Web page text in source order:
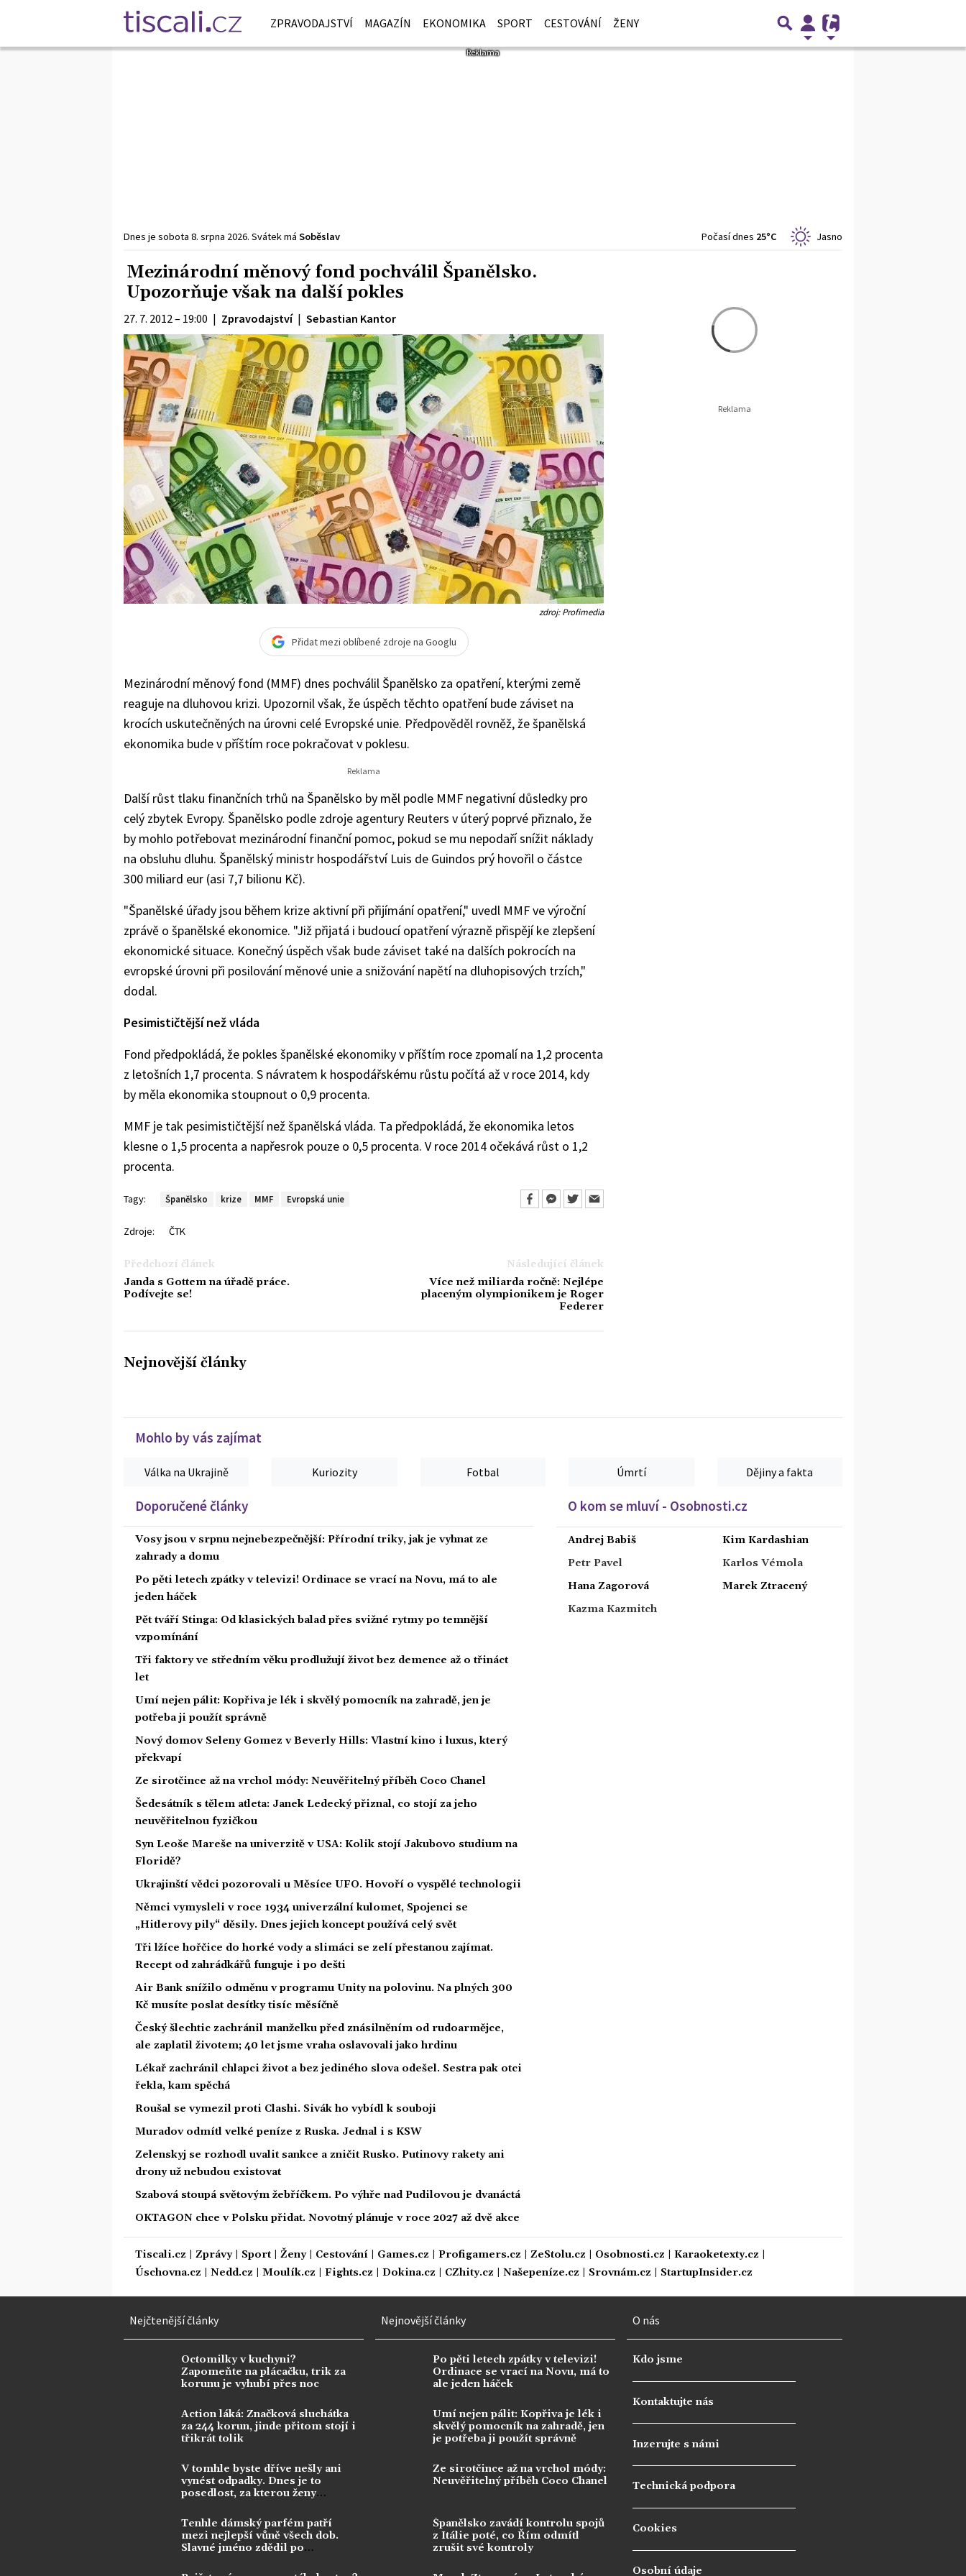
ZPRAVODAJSTVÍ MAGAZÍN EKONOMIKA SPORT CESTOVÁNÍ ŽENY
Dnes je sobota 8. srpna 2026. Svátek má Soběslav Počasí dnes 25°C Jasno
Mezinárodní měnový fond pochválil Španělsko.
Upozorňuje však na další pokles
27. 7. 2012 – 19:00 | Zpravodajství | Sebastian Kantor
zdroj: Profimedia
Přidat mezi oblíbené zdroje na Googlu
Mezinárodní měnový fond (MMF) dnes pochválil Španělsko za opatření, kterými země
reaguje na dluhovou krizi. Upozornil však, že úspěch těchto opatření bude záviset na
krocích uskutečněných na úrovni celé Evropské unie. Předpověděl rovněž, že španělská
ekonomika bude v příštím roce pokračovat v poklesu.
Další růst tlaku finančních trhů na Španělsko by měl podle MMF negativní důsledky pro
celý zbytek Evropy. Španělsko podle zdroje agentury Reuters v úterý poprvé přiznalo, že
by mohlo potřebovat mezinárodní finanční pomoc, pokud se mu nepodaří snížit náklady
na obsluhu dluhu. Španělský ministr hospodářství Luis de Guindos prý hovořil o částce
300 miliard eur (asi 7,7 bilionu Kč).
"Španělské úřady jsou během krize aktivní při přijímání opatření," uvedl MMF ve výroční
zprávě o španělské ekonomice. "Již přijatá i budoucí opatření výrazně přispějí ke zlepšení
ekonomické situace. Konečný úspěch však bude záviset také na dalších pokrocích na
evropské úrovni při posilování měnové unie a snižování napětí na dluhopisových trzích,"
dodal.
Pesimističtější než vláda
Fond předpokládá, že pokles španělské ekonomiky v příštím roce zpomalí na 1,2 procenta
z letošních 1,7 procenta. S návratem k hospodářskému růstu počítá až v roce 2014, kdy
by měla ekonomika stoupnout o 0,9 procenta.
MMF je tak pesimističtější než španělská vláda. Ta předpokládá, že ekonomika letos
klesne o 1,5 procenta a napřesrok pouze o 0,5 procenta. V roce 2014 očekává růst o 1,2
procenta.
Tagy: Španělsko krize MMF Evropská unie
Zdroje: ČTK
Předchozí článek
Janda s Gottem na úřadě práce.
Podívejte se!
Následující článek
Více než miliarda ročně: Nejlépe
placeným olympionikem je Roger
Federer
Nejnovější články
Mohlo by vás zajímat
Válka na Ukrajině Kuriozity Fotbal Úmrtí Dějiny a fakta
Doporučené články
Vosy jsou v srpnu nejnebezpečnější: Přírodní triky, jak je vyhnat ze
zahrady a domu
Po pěti letech zpátky v televizi! Ordinace se vrací na Novu, má to ale
jeden háček
Pět tváří Stinga: Od klasických balad přes svižné rytmy po temnější
vzpomínání
Tři faktory ve středním věku prodlužují život bez demence až o třináct
let
Umí nejen pálit: Kopřiva je lék i skvělý pomocník na zahradě, jen je
potřeba ji použít správně
Nový domov Seleny Gomez v Beverly Hills: Vlastní kino i luxus, který
překvapí
Ze sirotčince až na vrchol módy: Neuvěřitelný příběh Coco Chanel
Šedesátník s tělem atleta: Janek Ledecký přiznal, co stojí za jeho
neuvěřitelnou fyzičkou
Syn Leoše Mareše na univerzitě v USA: Kolik stojí Jakubovo studium na
Floridě?
Ukrajinští vědci pozorovali u Měsíce UFO. Hovoří o vyspělé technologii
Němci vymysleli v roce 1934 univerzální kulomet, Spojenci se
„Hitlerovy pily“ děsily. Dnes jejich koncept používá celý svět
Tři lžíce hořčice do horké vody a slimáci se zelí přestanou zajímat.
Recept od zahrádkářů funguje i po dešti
Air Bank snížilo odměnu v programu Unity na polovinu. Na plných 300
Kč musíte poslat desítky tisíc měsíčně
Český šlechtic zachránil manželku před znásilněním od rudoarmějce,
ale zaplatil životem; 40 let jsme vraha oslavovali jako hrdinu
Lékař zachránil chlapci život a bez jediného slova odešel. Sestra pak otci
řekla, kam spěchá
Roušal se vymezil proti Clashi. Sivák ho vybídl k souboji
Muradov odmítl velké peníze z Ruska. Jednal i s KSW
Zelenskyj se rozhodl uvalit sankce a zničit Rusko. Putinovy rakety ani
drony už nebudou existovat
Szabová stoupá světovým žebříčkem. Po výhře nad Pudilovou je dvanáctá
OKTAGON chce v Polsku přidat. Novotný plánuje v roce 2027 až dvě akce
O kom se mluví - Osobnosti.cz
Andrej Babiš
Petr Pavel
Hana Zagorová
Kazma Kazmitch
Kim Kardashian
Karlos Vémola
Marek Ztracený
Tiscali.cz Zprávy| Sport| Ženy| Cestování Games.cz Profigamers.cz ZeStolu.cz Osobnosti.cz Karaoketexty.cz
Úschovna.cz
Nedd.cz Moulík.cz Fights.cz Dokina.cz CZhity.cz Našepeníze.cz Srovnám.cz StartupInsider.cz
Nejčtenější články
Octomilky v kuchyni?
Zapomeňte na plácačku, trik za
korunu je vyhubí přes noc
Action láká: Značková sluchátka
za 244 korun, jinde přitom stojí i
třikrát tolik
V tomhle byste dříve nešly ani
vynést odpadky. Dnes je to
posedlost, za kterou ženy
Tenhle dámský parfém patří
mezi nejlepší vůně všech dob.
Slavné jméno zdědil po
Nejnovější články
Po pěti letech zpátky v televizi!
Ordinace se vrací na Novu, má to
ale jeden háček
Umí nejen pálit: Kopřiva je lék i
skvělý pomocník na zahradě, jen
je potřeba ji použít správně
Ze sirotčince až na vrchol módy:
Neuvěřitelný příběh Coco Chanel
Španělsko zavádí kontrolu spojů
z Itálie poté, co Řím odmítl
zrušit své kontroly
O nás
Kdo jsme
Kontaktujte nás
Inzerujte s námi
Technická podpora
Cookies
Osobní údaje